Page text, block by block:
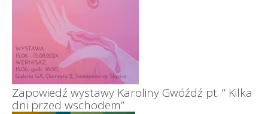
Zapowiedź wystawy Karoliny Gwóźdź pt. ” Kilka
dni przed wschodem”